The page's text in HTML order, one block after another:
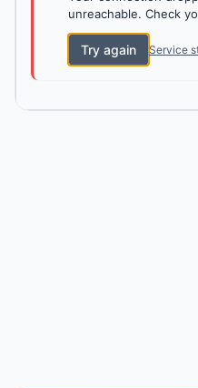
unreachable. Check
Try again Service